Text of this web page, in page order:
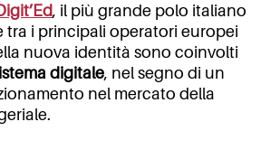
, il più grande polo italiano
tra i principali operatori europei
nuova identità sono coinvolti
digitale, nel segno di un
nel mercato della